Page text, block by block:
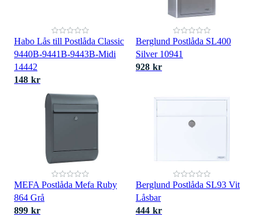
Habo Lås till Postlåda Classic
9440B-9441B-9443B-Midi
14442
148 kr
Berglund Postlåda SL400
Silver 10941
928 kr
MEFA Postlåda Mefa Ruby
864 Grå
899 kr
Berglund Postlåda SL93 Vit
Låsbar
444 kr